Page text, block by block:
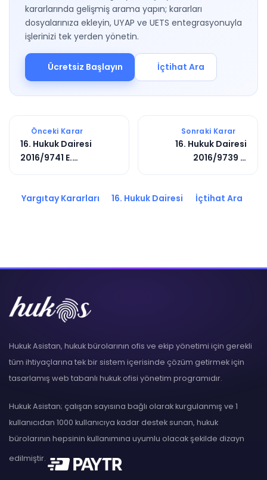
kararlarında gelişmiş arama yapın; kararları
dosyalarınıza ekleyin, UYAP ve UETS entegrasyonuyla
işlerinizi tek yerden yönetin.
Ücretsiz Başlayın İçtihat Ara
Önceki Karar
16. Hukuk Dairesi
2016/9741 E.
Sonraki Karar
16. Hukuk Dairesi
2016/9739 E.
Yargıtay Kararları 16. Hukuk Dairesi İçtihat Ara
Hukuk Asistan, hukuk bürolarının ofis ve ekip yönetimi için gerekli
tüm ihtiyaçlarına tek bir sistem içerisinde çözüm getirmek için
tasarlamış web tabanlı hukuk ofisi yönetim programıdır.
Hukuk Asistan; çalışan sayısına bağlı olarak kurgulanmış ve 1
kullanıcıdan 1000 kullanıcıya kadar destek sunan, hukuk
bürolarının hepsinin kullanımına uyumlu olacak şekilde dizayn
edilmiştir.